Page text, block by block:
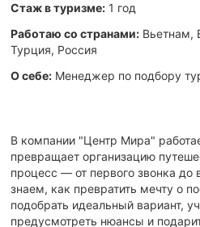
Стаж в туризме: 1 год
Работаю со странами: Вьетнам,
Турция, Россия
О себе: Менеджер по подбору
В компании "Центр Мира"
превращает организацию
процесс — от первого звонка
знаем, как превратить мечту о
подобрать идеальный вариант,
предусмотреть нюансы и